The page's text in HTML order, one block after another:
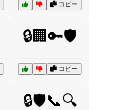
コピー
🔒🏢🔑🛡️
コピー
🔒🛡️📞🔍